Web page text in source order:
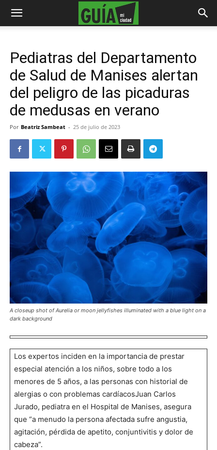
Pediatras del Departamento
de Salud de Manises alertan
del peligro de las picaduras
de medusas en verano
Por Beatriz Sambeat - 25 de julio de 2023
A closeup shot of Aurelia or moon jellyfishes illuminated with a blue light on a
dark background
Los expertos inciden en la importancia de prestar
especial atención a los niños, sobre todo a los
menores de 5 años, a las personas con historial de
alergias o con problemas cardíacosJuan Carlos
Jurado, pediatra en el Hospital de Manises, asegura
que “a menudo la persona afectada sufre angustia,
agitación, pérdida de apetito, conjuntivitis y dolor de
cabeza”.